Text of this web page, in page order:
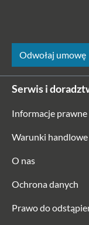
Odwołaj umowę
Serwis i
Informacje prawne
Warunki handlowe
O nas
Ochrona danych
Prawo do